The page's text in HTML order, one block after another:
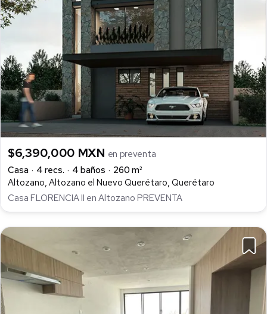
$6,390,000 MXN en preventa
Casa
4 recs. 4 baños
260 m²
Altozano, Altozano el Nuevo Querétaro, Querétaro
Casa FLORENCIA II en Altozano PREVENTA